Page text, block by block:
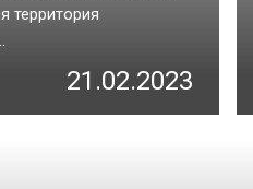
территория
21.02.2023